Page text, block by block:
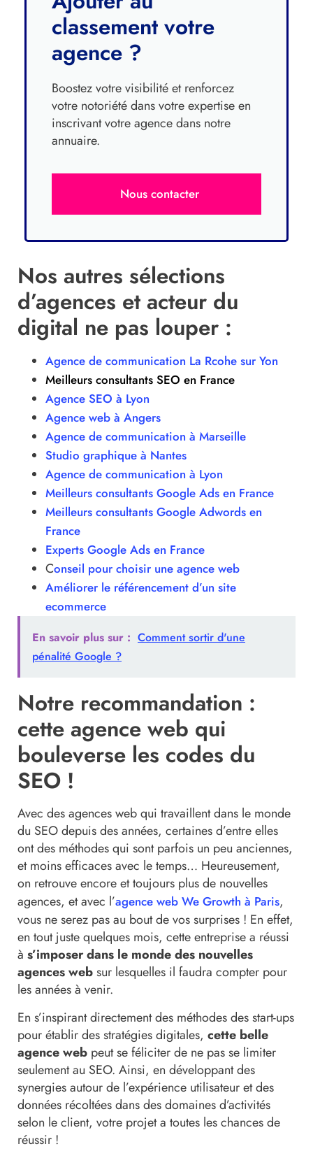
classement votre
agence ?
Boostez votre visibilité et renforcez
votre notoriété dans votre expertise en
inscrivant votre agence dans notre
annuaire.
Nous contacter
Nos autres sélections
d’agences et acteur du
digital ne pas louper :
Agence de communication La Rcohe sur Yon
Meilleurs consultants SEO en France
Agence SEO à Lyon
Agence web à Angers
Agence de communication à Marseille
Studio graphique à Nantes
Agence de communication à Lyon
Meilleurs consultants Google Ads en France
Meilleurs consultants Google Adwords en
France
Experts Google Ads en France
Conseil pour choisir une agence web
Améliorer le référencement d’un site
ecommerce
En savoir plus sur : Comment sortir d'une
pénalité Google ?
Notre recommandation :
cette agence web qui
bouleverse les codes du
SEO !
Avec des agences web qui travaillent dans le monde
du SEO depuis des années, certaines d’entre elles
ont des méthodes qui sont parfois un peu anciennes,
et moins efficaces avec le temps… Heureusement,
on retrouve encore et toujours plus de nouvelles
agences, et avec l’agence web We Growth à Paris,
vous ne serez pas au bout de vos surprises ! En effet,
en tout juste quelques mois, cette entreprise a réussi
à s’imposer dans le monde des nouvelles
agences websur lesquelles il faudra compter pour
les années à venir.
En s’inspirant directement des méthodes des start-ups
pour établir des stratégies digitales, cette belle
agence web peut se féliciter de ne pas se limiter
seulement au SEO. Ainsi, en développant des
synergies autour de l’expérience utilisateur et des
données récoltées dans des domaines d’activités
selon le client, votre projet a toutes les chances de
réussir !